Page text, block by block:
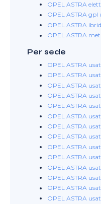
OPEL ASTRA
OPEL ASTRA gpl
OPEL ASTRA
OPEL ASTRA
Per sede
OPEL ASTRA
OPEL ASTRA
OPEL ASTRA
OPEL ASTRA
OPEL ASTRA
OPEL ASTRA
OPEL ASTRA
OPEL ASTRA
OPEL ASTRA
OPEL ASTRA
OPEL ASTRA
OPEL ASTRA
OPEL ASTRA
OPEL ASTRA